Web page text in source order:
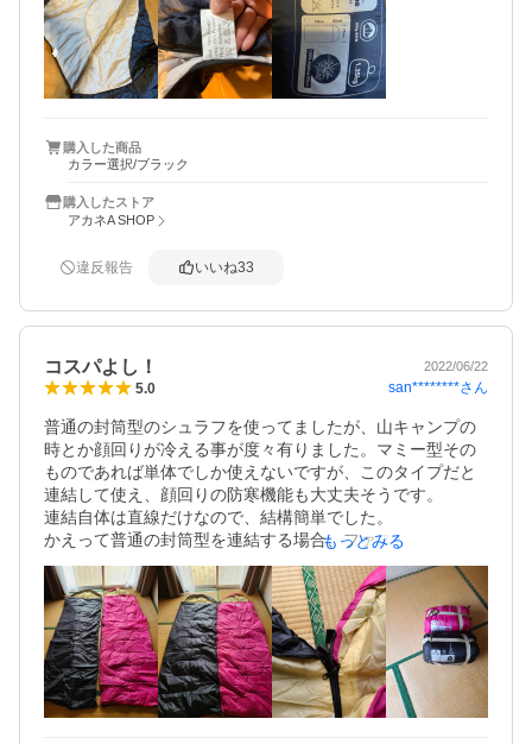
冬キャンで使用するのが楽しみです。
お休みで営業時間も短いうえに取り扱い商品が多いので商
品到着まで少々時間がかかるかも？といった心配はありま
したが、人手も少なく限られた時間の中で一生懸命に丁寧
な対応を心掛けていらっしゃる素晴らしいお店だと思いま
す。（商品がいつ届くのかわからなかったので問い合わせ
ると即日対応していただき２日後には届きました）
予約商品であることが少しわかりにくかった点と「お客様
は予約商品であることを承諾しましたよね？」といった印
があるので４点とさせていただきましたが、別の買い物だ
購入した商品
カラー選択/ブラック
購入したストア
アカネA SHOP
違反報告 いいね33
コスパよし！ 2022/06/22
5.0 san********さん
普通の封筒型のシュラフを使ってましたが、山キャンプの
時とか顔回りが冷える事が度々有りました。マミー型その
ものであれば単体でしか使えないですが、このタイプだと
連結して使え、顔回りの防寒機能も大丈夫そうです。
連結自体は直線だけなので、結構簡単でした。
かえって普通の封筒型を連結する場合、ファスナーを半周
回さないといけないので、かみ込む可能性もありますし、
その経験があったように記憶してます。
ファスナーの長さ違いは商品説明にもありましたし、そう
不便に思う程の事でもないので問題ないかと。
ＬとＲがあり、色が指定できればもっと良かったかも？
身長180で少し太めの私ですが、ちょうど良かったです。
女性や小さな方も余裕があっていいと思います。
収納は多少大きめですが、オートキャンプ等だったら大丈
もっとみる